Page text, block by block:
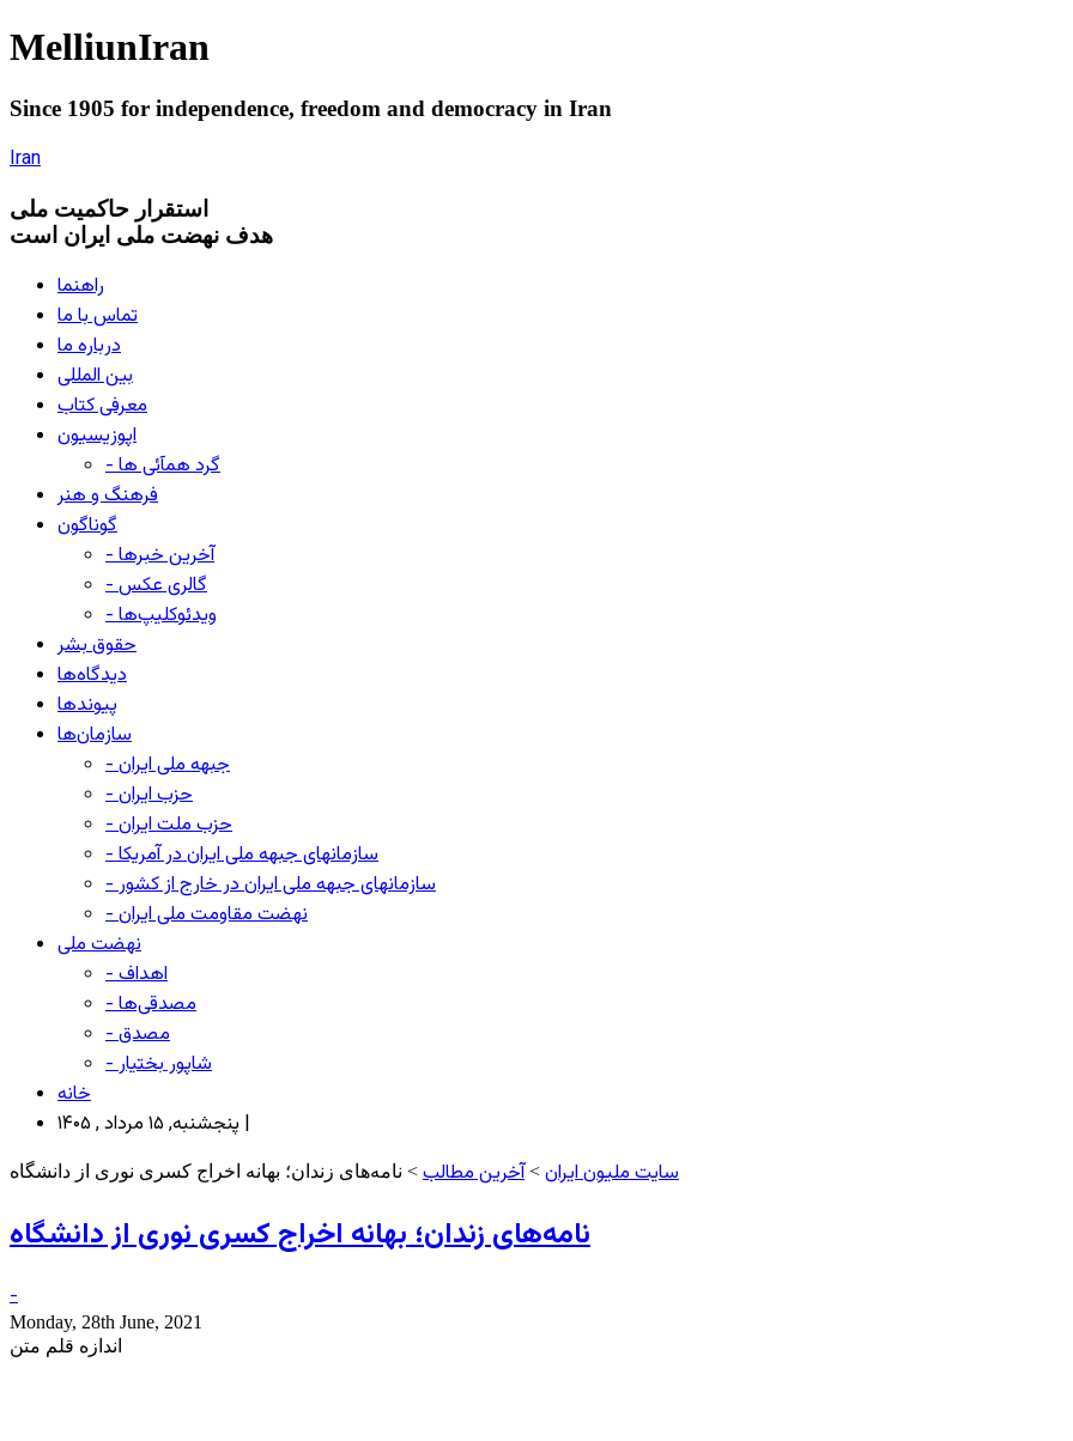
MelliunIran
Since 1905 for independence, freedom and democracy in Iran
Iran
استقرار حاکميت ملی
هدف نهضت ملی ایران است
راهنما
تماس با ما
درباره ما
بین المللی
معرفی کتاب
اپوزیسیون
- گرد همآئی ها
فرهنگ و هنر
گوناگون
- آخرین خبرها
- گالری عکس
- ویدئوکلیپ‌ها
حقوق بشر
دیدگاه‌ها
پیوندها
سازمان‌ها
- جبهه ملی ایران
- حزب ایران
- حزب ملت ایران
- سازمانهای جبهه ملی ایران در آمریکا
- سازمانهای جبهه ملی ایران در خارج از کشور
- نهضت مقاومت ملی ایران
نهضت ملی
- اهداف
- مصدقی‌ها
- مصدق
- شاپور بختیار
خانه
پنجشنبه, ۱۵ مرداد , ۱۴۰۵ |
سایت ملیون ایران >آخرین مطالب > نامه‌های زندان؛ بهانه اخراج کسری نوری از دانشگاه
نامه‌های زندان؛ بهانه اخراج کسری نوری از دانشگاه
-
Monday, 28th June, 2021
اندازه قلم متن